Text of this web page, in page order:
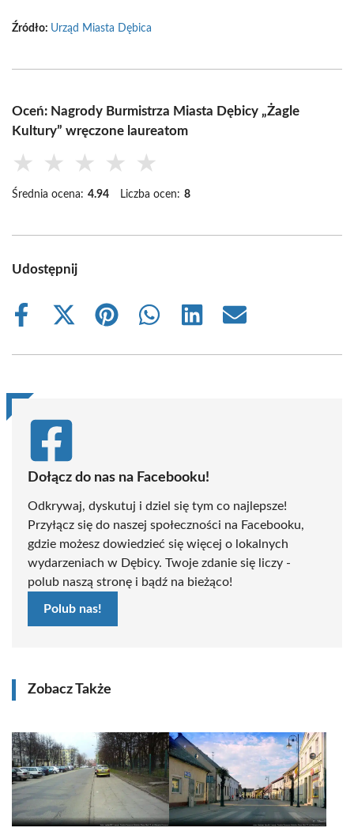
Źródło: Urząd Miasta Dębica
Oceń: Nagrody Burmistrza Miasta Dębicy „Żagle
Kultury” wręczone laureatom
★ ★ ★ ★ ★
Średnia ocena: 4.94 Liczba ocen: 8
Udostępnij
Share
Share
(Twitter)
Share
Share
Share
Share
Dołącz do nas na Facebooku!
Odkrywaj, dyskutuj i dziel się tym co najlepsze!
Przyłącz się do naszej społeczności na Facebooku,
gdzie możesz dowiedzieć się więcej o lokalnych
wydarzeniach w Dębicy. Twoje zdanie się liczy -
polub naszą stronę i bądź na bieżąco!
Polub nas!
Zobacz Także